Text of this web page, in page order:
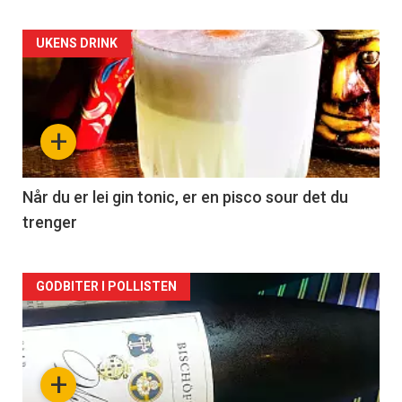
Forsiden
akkurat
nå
-
2
+
UKENS DRINK
Når du er lei gin tonic, er en pisco sour det du
trenger
Forsiden
akkurat
nå+
GODBITER I POLLISTEN